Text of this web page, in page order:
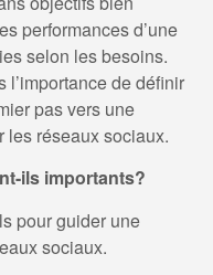
performances d’une
selon les besoins.
l’importance de définir
pas vers une
les réseaux sociaux.
ils importants?
pour guider une
sociaux.